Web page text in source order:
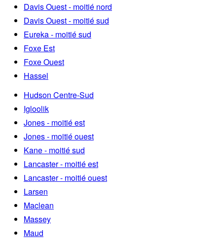
Davis Ouest - moitié nord
Davis Ouest - moitié sud
Eureka - moitié sud
Foxe Est
Foxe Ouest
Hassel
Hudson Centre-Sud
Igloolik
Jones - moitié est
Jones - moitié ouest
Kane - moitié sud
Lancaster - moitié est
Lancaster - moitié ouest
Larsen
Maclean
Massey
Maud